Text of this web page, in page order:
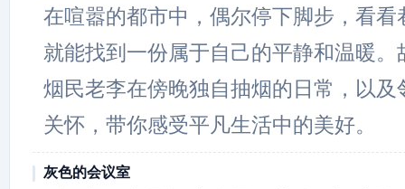
在喧嚣的都市中，偶尔停下脚步，看看
就能找到一份属于自己的平静和温暖
烟民老李在傍晚独自抽烟的日常，以及
关怀，带你感受平凡生活中的美好。
灰色的会议室